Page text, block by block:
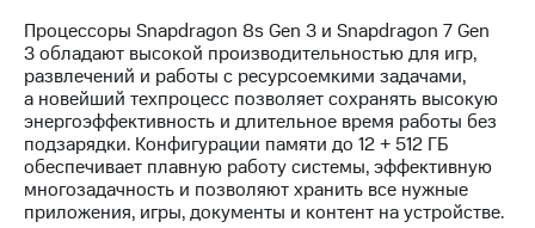
Процессоры Snapdragon 8s Gen 3 и Snapdragon 7 Gen
3 обладают высокой производительностью для игр,
развлечений и работы с ресурсоемкими задачами,
а новейший техпроцесс позволяет сохранять высокую
энергоэффективность и длительное время работы без
подзарядки. Конфигурации памяти до 12 + 512 ГБ
обеспечивает плавную работу системы, эффективную
многозадачность и позволяют хранить все нужные
приложения, игры, документы и контент на устройстве.